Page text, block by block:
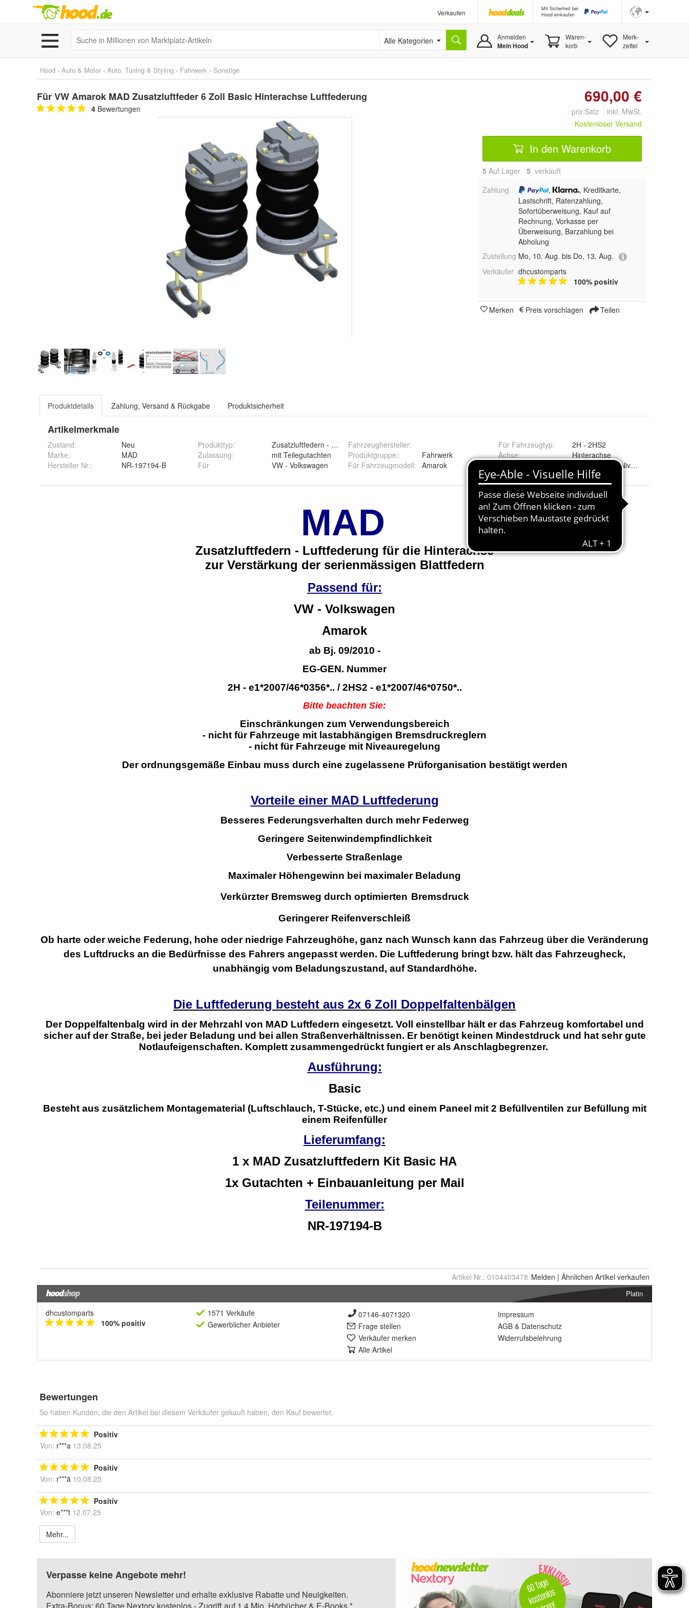
Verkaufen
Mit Sicherheit bei
Hood einkaufen
Alle Kategorien Anmelden
Mein Hood
Waren-
korb
Merk-
zettel
Hood › Auto & Motor › Auto: Tuning & Styling › Fahrwerk › Sonstige
Für VW Amarok MAD Zusatzluftfeder 6 Zoll Basic Hinterachse Luftfederung
4 Bewertungen
690,00 €
pro Satz inkl. MwSt.
Kostenloser Versand
In den Warenkorb
5 Auf Lager 5 verkauft
Zahlung
,
, Kreditkarte,
Lastschrift, Ratenzahlung,
Sofortüberweisung, Kauf auf
Rechnung, Vorkasse per
Überweisung, Barzahlung bei
Abholung
Zustellung Mo, 10. Aug. bis Do, 13. Aug.
Verkäufer dhcustomparts
100% positiv
Merken Preis vorschlagen Teilen
Produktdetails Zahlung, Versand & Rückgabe Produktsicherheit
Artikelmerkmale
Zustand:
Neu
Marke:
MAD
Hersteller Nr.:
NR-197194-B
Produkttyp:
Zusatzluftfedern - Luftfeder
Zulassung:
mit Teilegutachten
Für
Fahrzeughersteller:
VW - Volkswagen
Produktgruppe:
Fahrwerk
Für Fahrzeugmodell: Amarok
Für Fahrzeugtyp:
2H - 2HS2
Achse:
Hinterachse
Luftfederung - Niveaufeder
Artikel Nr.: 0104403478 Melden | Ähnlichen Artikel verkaufen
Platin
dhcustomparts
100% positiv
1571 Verkäufe
Gewerblicher Anbieter
07146-4071320
Frage stellen
Verkäufer merken
Alle Artikel
Impressum
AGB & Datenschutz
Widerrufsbelehrung
Bewertungen
So haben Kunden, die den Artikel bei diesem Verkäufer gekauft haben, den Kauf bewertet.
Positiv
Von: r***a 13.08.25
Positiv
Von: r***ä 10.08.25
Positiv
Von: e***t 12.07.25
Mehr...
Verpasse keine Angebote mehr!
Abonniere jetzt unseren Newsletter und erhalte exklusive Rabatte und Neuigkeiten.